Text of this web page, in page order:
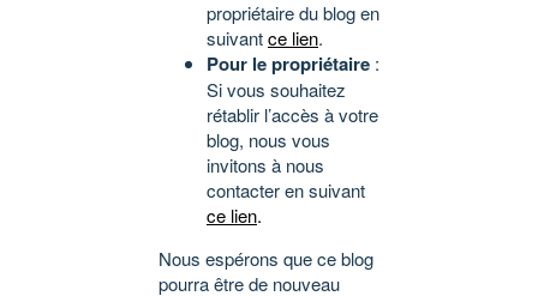
propriétaire du blog en
suivantce lien.
Pour le propriétaire :
Si vous souhaitez
rétablir l’accès à votre
blog, nous vous
invitons à nous
contacter en suivant
ce lien.
Nous espérons que ce blog
pourra être de nouveau